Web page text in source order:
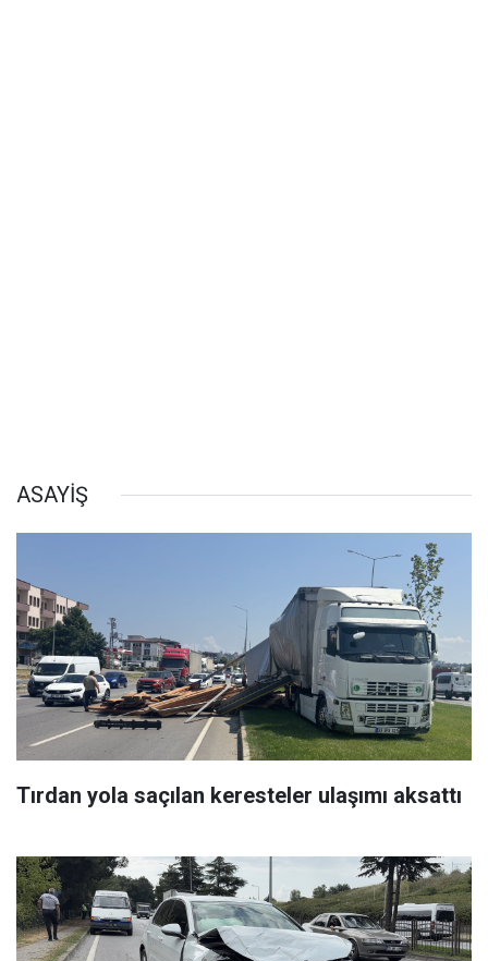
ASAYİŞ
Tırdan yola saçılan keresteler ulaşımı aksattı